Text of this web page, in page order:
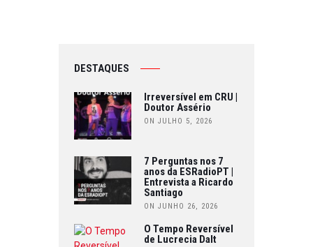
DESTAQUES
Irreversível em CRU |
Doutor Assério
ON JULHO 5, 2026
7 Perguntas nos 7
anos da ESRadioPT |
Entrevista a Ricardo
Santiago
ON JUNHO 26, 2026
O Tempo Reversível
de Lucrecia Dalt